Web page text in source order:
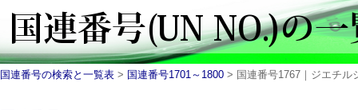
国連番号の検索と一覧表 > 国連番号1701～1800 > 国連番号1767｜ジエチル